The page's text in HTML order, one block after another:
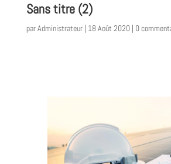
Sans titre (2)
parAdministrateur| 18 Août 2020| 0